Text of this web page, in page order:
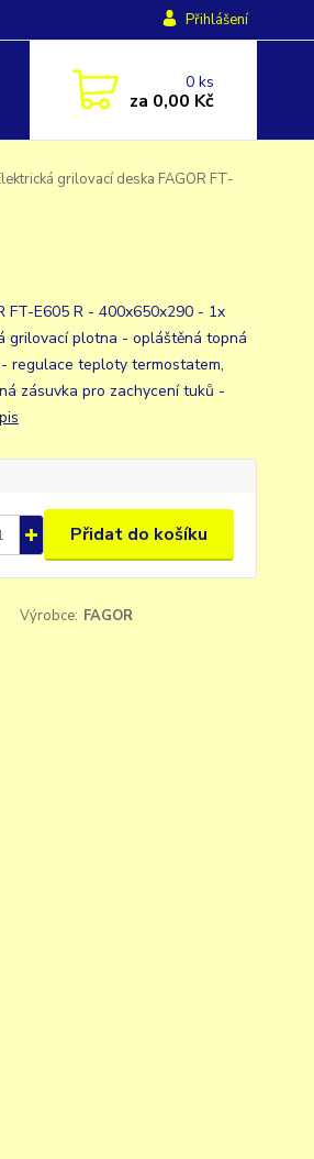
Přihlášení
0ks
za 0,00 Kč
grilovací deska FAGOR FT-
FT-E605 R - 400x650x290 - 1x
grilovací plotna - opláštěná topná
regulace teploty termostatem,
zásuvka pro zachycení tuků -
Přidat do košíku
Výrobce: FAGOR